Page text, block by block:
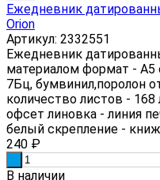
Ежедневник
Orion
Артикул: 2332551
Ежедневник
материалом формат -
7Бц, бумвинил,поролон
количество листов -
офсет линовка - линия
белый скрепление -
240 ₽
В наличии